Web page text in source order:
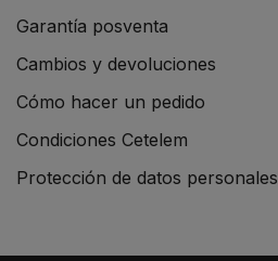
Garantía posventa
Cambios y devoluciones
Cómo hacer un pedido
Condiciones Cetelem
Protección de datos personales